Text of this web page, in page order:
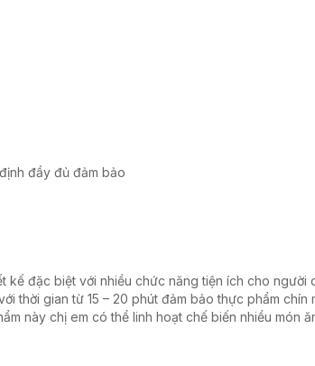
đầy đủ đảm bảo
kế đặc biệt với nhiều chức năng tiện ích cho người
thời gian từ 15 – 20 phút đảm bảo thực phẩm
này chị em có thể linh hoạt chế biến nhiều món